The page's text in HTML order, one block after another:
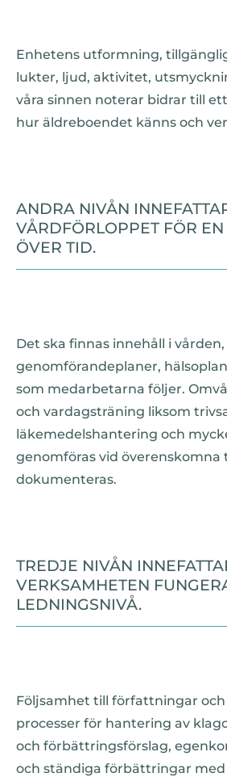
Enhetens utformning,
lukter, ljud, aktivitet,
våra sinnen noterar bidrar till
hur äldreboendet känns och
ANDRA NIVÅN
VÅRDFÖRLOPPET FÖR
ÖVER TID.
Det ska finnas innehåll i vården,
genomförandeplaner,
som medarbetarna följer.
och vardagsträning liksom
läkemedelshantering och
genomföras vid
dokumenteras.
TREDJE NIVÅN
VERKSAMHETEN
LEDNINGSNIVÅ.
Följsamhet till författningar
processer för hantering av
och förbättringsförslag,
och ständiga förbättringar med